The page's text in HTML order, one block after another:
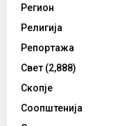
Регион
Религија
Репортажа
Свет (2,888)
Скопје
Соопштенија